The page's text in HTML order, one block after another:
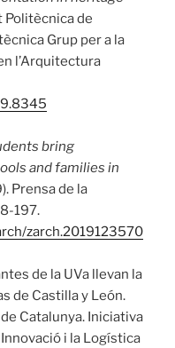
Politècnica de
Grup per a la
l’Arquitectura
bring
and families in
Prensa de la
197.
zarch.2019123570
de la UVa llevan la
de Castilla y León.
Catalunya. Iniciativa
i la Logística